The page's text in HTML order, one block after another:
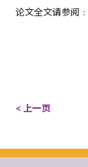
论文全文请参阅﹕
< 上一页